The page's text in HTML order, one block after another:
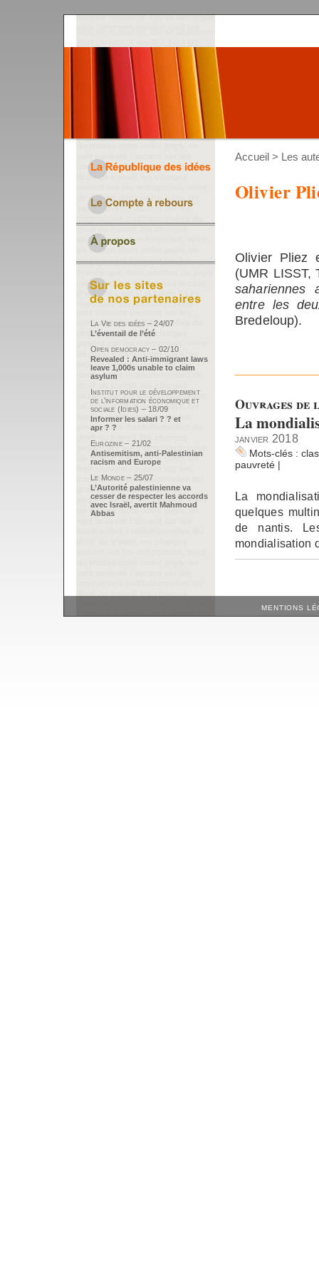
Accueil > Les
Olivier
Olivier Pliez
(UMR LISST,
sahariennes
entre les
Bredeloup).
Ouvrages
La
janvier 2018
Mots-clés :
pauvreté |
La
quelques
de nantis.
mondialisation
La Vie des idées – 24/07
L’éventail de l’été
Open democracy – 02/10
Revealed : Anti-immigrant laws
leave 1,000s unable to claim
asylum
Institut pour le développement
de l’information économique et
sociale (Idies) – 18/09
Informer les salari ? ? et
apr ? ?
Eurozine – 21/02
Antisemitism, anti-Palestinian
racism and Europe
Le Monde – 25/07
L’Autorité palestinienne va
cesser de respecter les accords
avec Israël, avertit Mahmoud
Abbas
MENTIONS